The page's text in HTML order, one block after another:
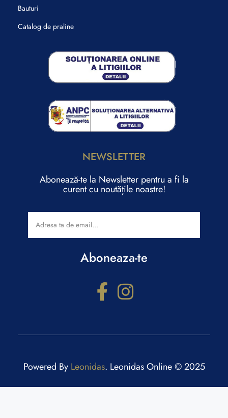
Bauturi
Catalog de praline
NEWSLETTER
Abonează-te la Newsletter pentru a fi la
curent cu noutățile noastre!
Aboneaza-te
Powered By Leonidas. Leonidas Online © 2025